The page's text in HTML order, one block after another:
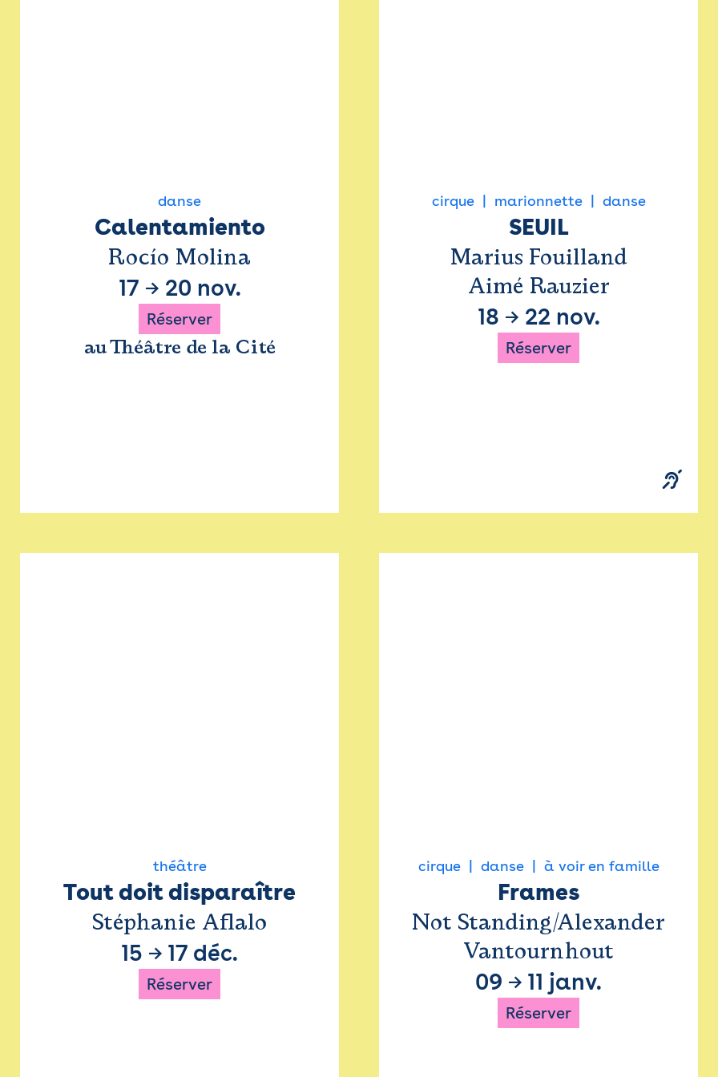
danse
Calentamiento
Rocío Molina
17 → 20 nov.
Réserver
au Théâtre de la Cité
cirque marionnette danse
SEUIL
Marius Fouilland
Aimé Rauzier
18 → 22 nov.
Réserver
théâtre
Tout doit disparaître
Stéphanie Aflalo
15 → 17 déc.
Réserver
cirque danse à voir en famille
Frames
Not Standing/Alexander
Vantournhout
09 → 11 janv.
Réserver